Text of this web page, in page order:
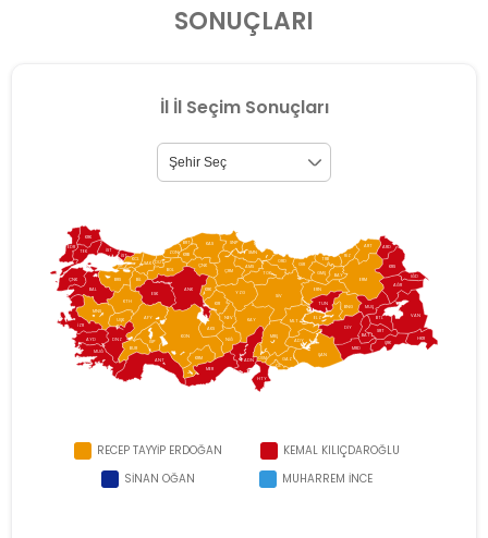
SONUÇLARI
İl İl Seçim Sonuçları
KRK
TEK
EDR
ÇNK
BAL
BRS
KTH
BİL
ESK
AFY
UŞK
MNS
AYD
MUĞ
DNZ
BUR
ISP
ANT
MER
KRM
KON
NİĞ
NEV
AKS
KIR
KAY
KRK
YZG
ADN
ÇRM
AMS
SMN
ÇNK
SNP
KAS
BRT
KRB
ZON
DÜZ
BOL
TOK
ORD
GİR
TRB
RİZ
SİV
MRŞ
OSM
HTY
GAZ
ŞAN
KLS
ADY
MLT ELZ
ERN
TUN
GMŞ BAY
ERM
BNG MUŞ
MRD
BAT
DİY
ŞRK
HKR
SRT
BTL VAN
AĞR
IĞD
ART ARD
KRS
YAL
KCL
SAK
ANK
İZR
İST
İST
RECEP TAYYİP ERDOĞAN KEMAL KILIÇDAROĞLU
SİNAN OĞAN MUHARREMİNCE